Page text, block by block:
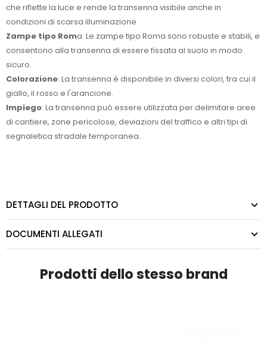
che riflette la luce e rende la transenna visibile anche in
condizioni di scarsa illuminazione.
Zampe tipo Roma: Le zampe tipo Roma sono robuste e stabili, e
consentono alla transenna di essere fissata al suolo in modo
sicuro.
Colorazione: La transenna è disponibile in diversi colori, tra cui il
giallo, il rosso e l'arancione.
Impiego: La transenna può essere utilizzata per delimitare aree
di cantiere, zone pericolose, deviazioni del traffico e altri tipi di
segnaletica stradale temporanea.
DETTAGLI DEL PRODOTTO
DOCUMENTI ALLEGATI
Prodotti dello stesso brand